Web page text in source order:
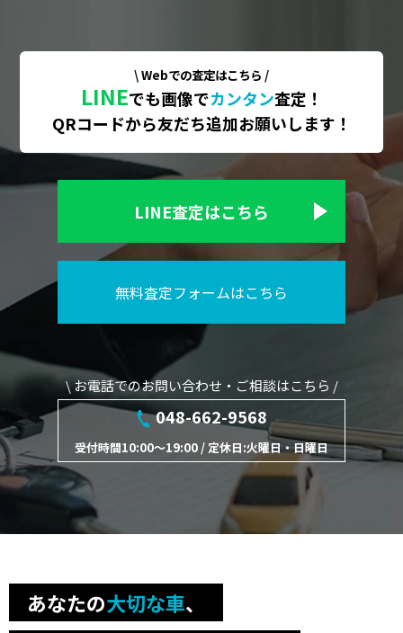
\ Webでの査定はこちら /
LINEでも画像でカンタン査定！
QRコードから友だち追加お願いします！
LINE査定はこちら
無料査定フォームはこちら
\ お電話でのお問い合わせ・ご相談はこちら /
048-662-9568
受付時間10:00～19:00 / 定休日:火曜日・日曜日
あなたの大切な車、